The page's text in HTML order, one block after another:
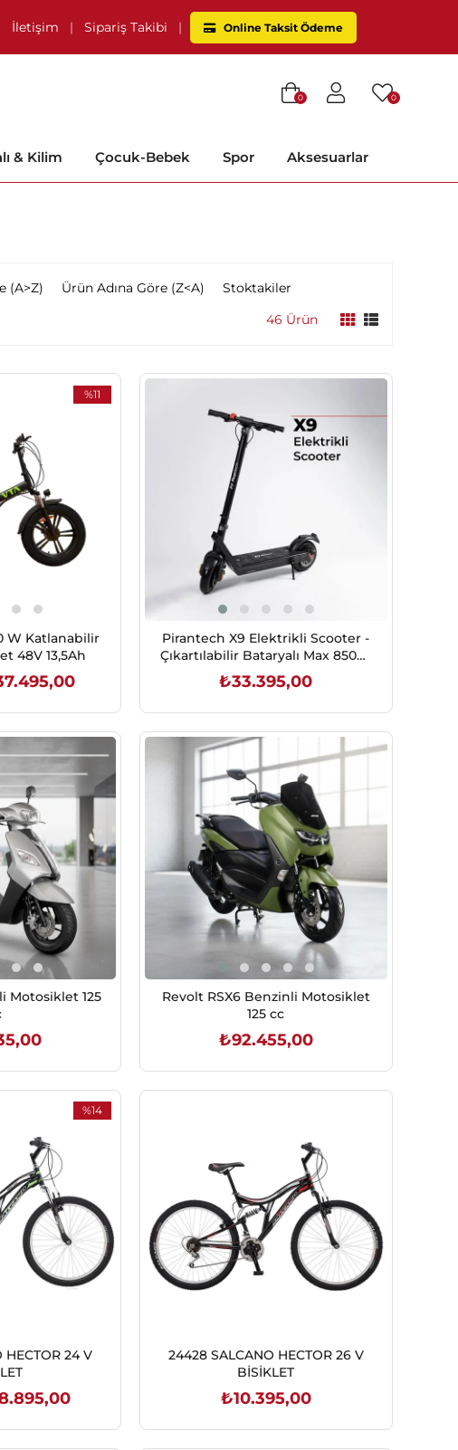
İletişim | Sipariş Takibi | Online Taksit Ödeme
0
0
& Kilim Çocuk-Bebek Spor Aksesuarlar
(A>Z) Ürün Adına Göre (Z<A)
Stoktakiler
46 Ürün
%11
W Katlanabilir
48V 13,5Ah
Pirantech X9 Elektrikli Scooter -
Çıkartılabilir Bataryalı Max 850W
Katlanabilir Scooter - Siyah
₺33.395,00
Motosiklet 125
Revolt RSX6 Benzinli Motosiklet
125 cc
₺92.455,00
%14
HECTOR 24 V
24428 SALCANO HECTOR 26 V
BİSİKLET
₺10.395,00